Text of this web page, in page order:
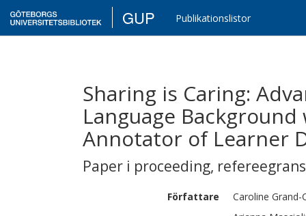
GUP Publikationslistor
Sharing is Caring:
Language
Annotator of Learner
Paper i proceeding,
Författare Caroline Grand-